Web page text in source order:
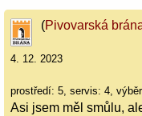
(Pivovarská
4. 12. 2023
prostředí: 5, servis: 4,
Asi jsem měl smůlu,